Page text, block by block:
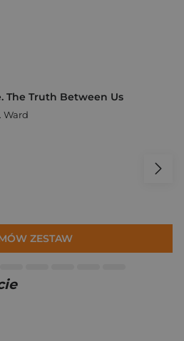
The Truth Between Us
Ward
ZESTAW